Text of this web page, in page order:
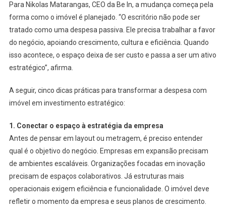
Para Nikolas Matarangas, CEO da Be In, a mudança começa pela
forma como o imóvel é planejado. “O escritório não pode ser
tratado como uma despesa passiva. Ele precisa trabalhar a favor
do negócio, apoiando crescimento, cultura e eficiência. Quando
isso acontece, o espaço deixa de ser custo e passa a ser um ativo
estratégico”, afirma.
A seguir, cinco dicas práticas para transformar a despesa com
imóvel em investimento estratégico:
1. Conectar o espaço à estratégia da empresa
Antes de pensar em layout ou metragem, é preciso entender
qual é o objetivo do negócio. Empresas em expansão precisam
de ambientes escaláveis. Organizações focadas em inovação
precisam de espaços colaborativos. Já estruturas mais
operacionais exigem eficiência e funcionalidade. O imóvel deve
refletir o momento da empresa e seus planos de crescimento.